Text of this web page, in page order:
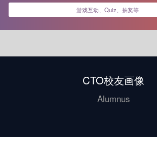
游戏互动、Quiz、抽奖等
CTO校友画像
Alumnus